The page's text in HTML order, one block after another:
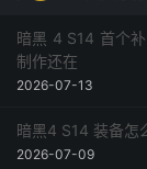
暗黑 4 S14 首个
制作还在
2026-07-13
暗黑4 S14 装备怎
2026-07-09